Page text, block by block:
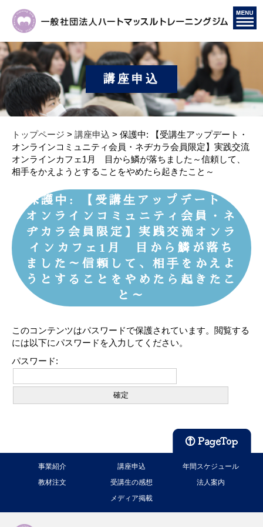
講座申込
トップページ > 講座申込 > 保護中: 【受講生アップデート・
オンラインコミュニティ会員・ネヂカラ会員限定】実践交流
オンラインカフェ1月 目から鱗が落ちました～信頼して、
相手をかえようとすることをやめたら起きたこと～
保護中: 【受講生アップデート・
オンラインコミュニティ会員・ネ
ヂカラ会員限定】実践交流オンラ
インカフェ1月 目から鱗が落ち
ました～信頼して、相手をかえよ
うとすることをやめたら起きたこ
と～
このコンテンツはパスワードで保護されています。閲覧する
には以下にパスワードを入力してください。
パスワード:
事業紹介 講座申込
年間スケジュール
教材注文
受講生の感想
法人案内
メディア掲載